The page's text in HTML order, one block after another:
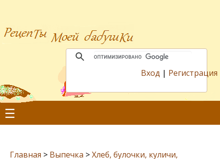
Вход | Регистрация
☰
Главная > Выпечка >Хлеб, булочки, куличи,